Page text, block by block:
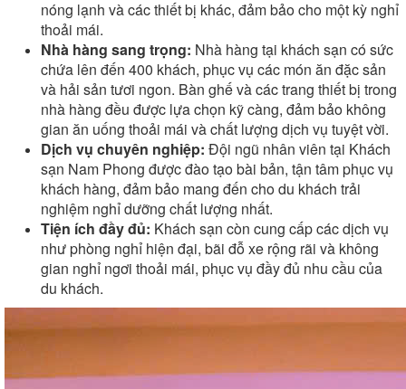
nóng lạnh và các thiết bị khác, đảm bảo cho một kỳ nghỉ
thoải mái.
Nhà hàng sang trọng: Nhà hàng tại khách sạn có sức
chứa lên đến 400 khách, phục vụ các món ăn đặc sản
và hải sản tươi ngon. Bàn ghế và các trang thiết bị trong
nhà hàng đều được lựa chọn kỹ càng, đảm bảo không
gian ăn uống thoải mái và chất lượng dịch vụ tuyệt vời.
Dịch vụ chuyên nghiệp: Đội ngũ nhân viên tại Khách
sạn Nam Phong được đào tạo bài bản, tận tâm phục vụ
khách hàng, đảm bảo mang đến cho du khách trải
nghiệm nghỉ dưỡng chất lượng nhất.
Tiện ích đầy đủ: Khách sạn còn cung cấp các dịch vụ
như phòng nghỉ hiện đại, bãi đỗ xe rộng rãi và không
gian nghỉ ngơi thoải mái, phục vụ đầy đủ nhu cầu của
du khách.